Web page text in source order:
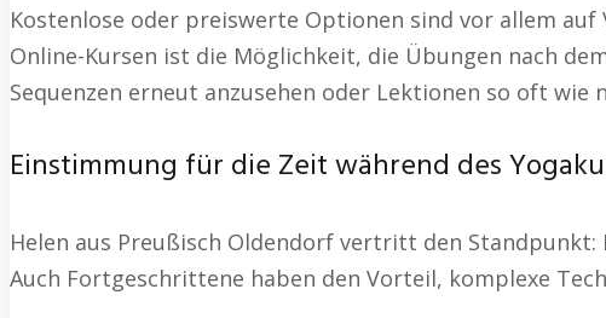
Kostenlose oder preiswerte Optionen sind vor allem
Online-Kursen ist die Möglichkeit, die Übungen nach
Sequenzen erneut anzusehen oder Lektionen so oft wie
Einstimmung für die Zeit während des
Helen aus Preußisch Oldendorf vertritt den
Auch Fortgeschrittene haben den Vorteil, komplexe